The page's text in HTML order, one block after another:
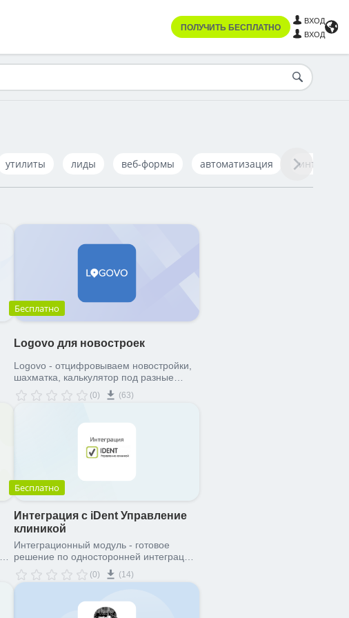
ПОЛУЧИТЬ БЕСПЛАТНО
ВХОД
ВХОД
утилиты лиды веб-формы автоматизация
Бесплатно
Logovo для новостроек
Logovo - отцифровываем новостройки,
шахматка, калькулятор под разные
условия, онлайн бронь, квартирный
лист.
(0) (63)
Бесплатно
Интеграция с iDent Управление
клиникой
Интеграционный модуль - готовое
решение по односторонней интеграции
медицинской стоматологической
информационной системы iDent
Управление клиникой и Битрикс24.
Передача данных на портал о
пациентах, записях на прием,
(0) (14)